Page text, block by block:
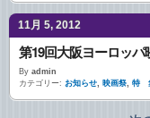
11月 5, 2012
第19回大阪ヨーロッパ
By admin
カテゴリー: お知らせ, 映画祭, 特